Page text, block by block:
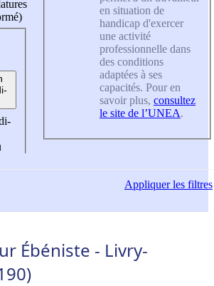
en situation de
handicap d'exercer
une activité
professionnelle dans
des conditions
adaptées à ses
capacités. Pour en
savoir plus, consultez
le site de l’UNEA.
Appliquerles filtres
Ébéniste - Livry-